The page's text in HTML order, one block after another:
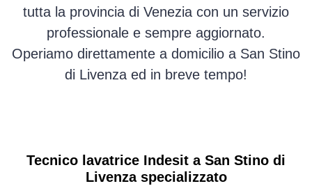
tutta la provincia di Venezia con un servizio
professionale e sempre aggiornato.
Operiamo direttamente a domicilio a San Stino
di Livenza ed in breve tempo!
Tecnico lavatrice Indesit a San Stino di
Livenza specializzato